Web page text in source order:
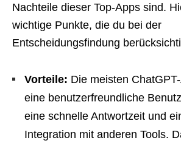
Nachteile dieser Top-Apps sind.
wichtige Punkte, die du bei der
Entscheidungsfindung
Vorteile: Die meisten
eine benutzerfreundliche
eine schnelle Antwortzeit und
Integration mit anderen Tools.